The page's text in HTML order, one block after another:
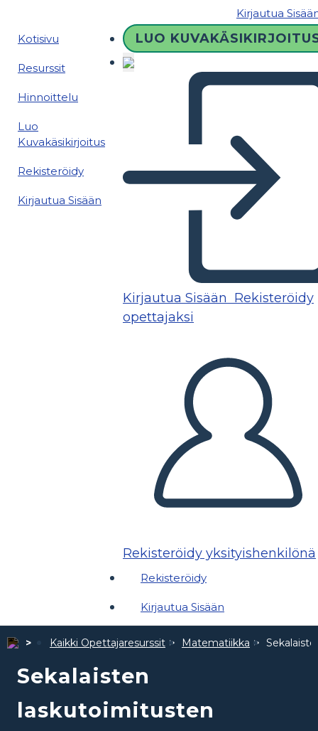
Kirjautua
Kotisivu
Resurssit
Hinnoittelu
Luo
Kuvakäsikirjoitus
Rekisteröidy
Kirjautua Sisään
LUO
Kirjautua Sisään Rekisteröidy
opettajaksi
Rekisteröidy yksityishenkilönä
Rekisteröidy
Kirjautua Sisään
Kaikki Opettajaresurssit Matematiikka
Sekalaisten
laskutoimitusten